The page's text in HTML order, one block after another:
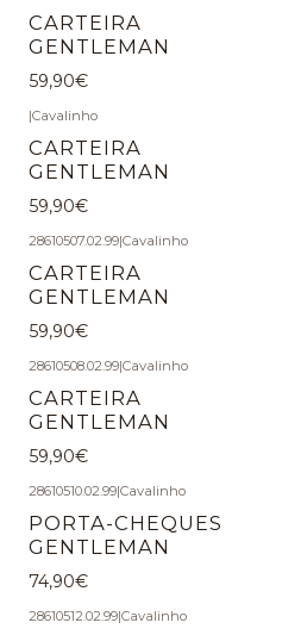
CARTEIRA
GENTLEMAN
59,90€
|Cavalinho
CARTEIRA
GENTLEMAN
59,90€
28610507.02.99|Cavalinho
CARTEIRA
GENTLEMAN
59,90€
28610508.02.99|Cavalinho
CARTEIRA
GENTLEMAN
59,90€
28610510.02.99|Cavalinho
PORTA-CHEQUES
GENTLEMAN
74,90€
28610512.02.99|Cavalinho